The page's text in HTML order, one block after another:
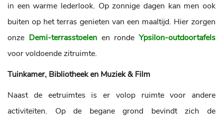
in een warme lederlook. Op zonnige dagen kan men ook
buiten op het terras genieten van een maaltijd. Hier zorgen
onze Demi-terrasstoelenen rondeYpsilon-outdoortafels
voor voldoende zitruimte.
Tuinkamer, Bibliotheek en Muziek & Film
Naast de eetruimtes is er volop ruimte voor andere
activiteiten. Op de begane grond bevindt zich de